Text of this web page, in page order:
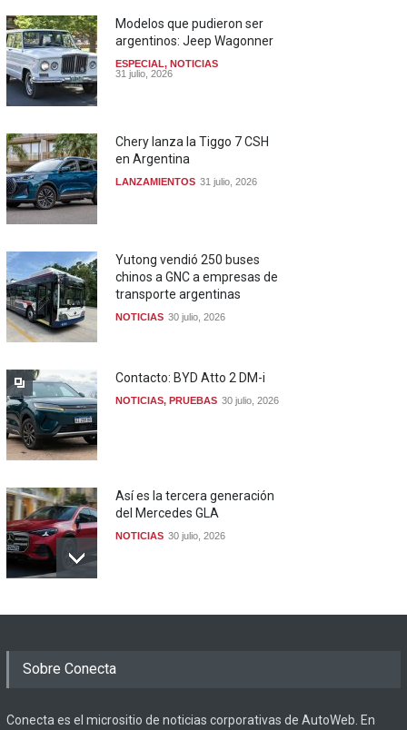
Modelos que pudieron ser
argentinos: Jeep Wagonner
ESPECIAL, NOTICIAS
31 julio, 2026
Chery lanza la Tiggo 7 CSH
en Argentina
LANZAMIENTOS 31 julio, 2026
Yutong vendió 250 buses
chinos a GNC a empresas de
transporte argentinas
NOTICIAS 30 julio, 2026
Contacto: BYD Atto 2 DM-i
NOTICIAS, PRUEBAS 30 julio, 2026
Así es la tercera generación
del Mercedes GLA
NOTICIAS 30 julio, 2026
Sobre Conecta
Conecta es el micrositio de noticias corporativas de AutoWeb. En